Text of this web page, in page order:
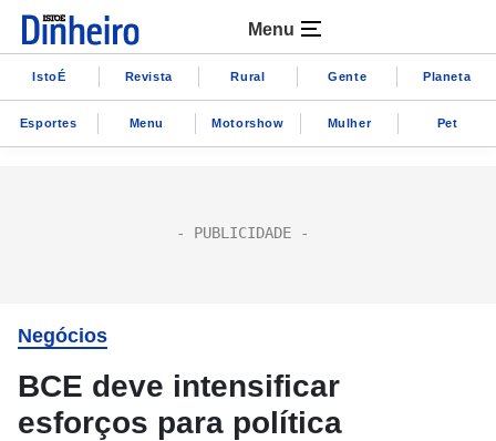
Menu
IstoÉ Revista Rural Gente Planeta
Esportes Menu Motorshow Mulher Pet
Negócios
BCE deve intensificar
esforços para política